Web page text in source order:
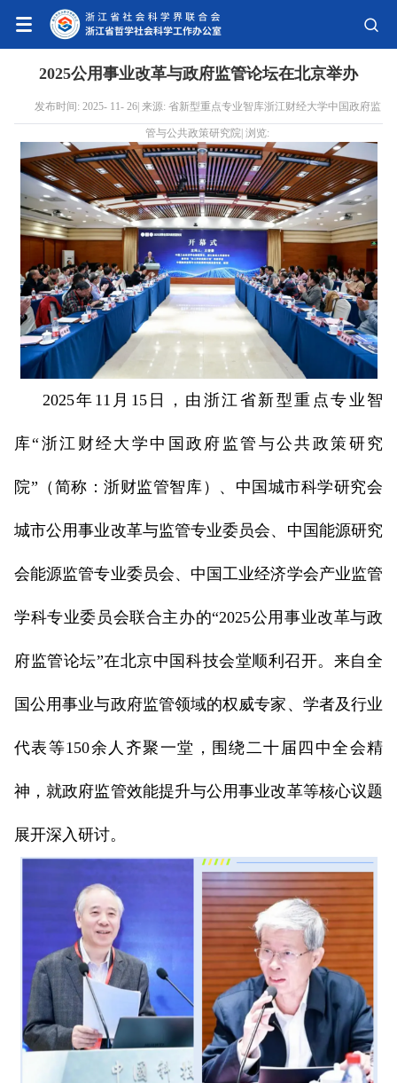
2025公用事业改革与政府监管论坛在北京举办
发布时间: 2025- 11- 26| 来源: 省新型重点专业智库浙江财经大学中国政府监
管与公共政策研究院| 浏览:
2025年11月15日，由浙江省新型重点专业智
库“浙江财经大学中国政府监管与公共政策研究
院”（简称：浙财监管智库）、中国城市科学研究会
城市公用事业改革与监管专业委员会、中国能源研究
会能源监管专业委员会、中国工业经济学会产业监管
学科专业委员会联合主办的“2025公用事业改革与政
府监管论坛”在北京中国科技会堂顺利召开。来自全
国公用事业与政府监管领域的权威专家、学者及行业
代表等150余人齐聚一堂，围绕二十届四中全会精
神，就政府监管效能提升与公用事业改革等核心议题
展开深入研讨。